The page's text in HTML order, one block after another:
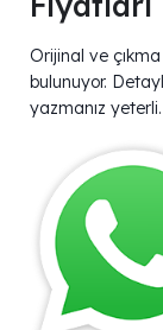
Orijinal ve
bulunuyor.
yazmanız yeterli.